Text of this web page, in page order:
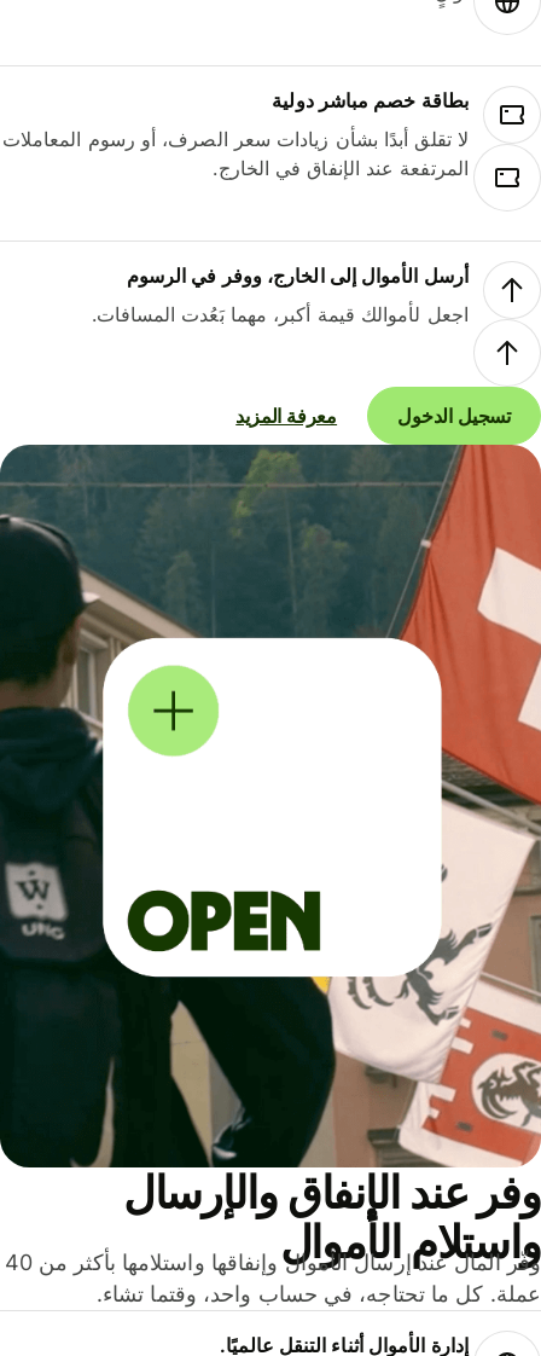
بطاقة خصم مباشر دولية
لا تقلق أبدًا بشأن زيادات سعر الصرف، أو رسوم المعاملات
المرتفعة عند الإنفاق في الخارج.
أرسل الأموال إلى الخارج، ووفر في الرسوم
اجعل لأموالك قيمة أكبر، مهما بَعُدت المسافات.
تسجيل الدخول معرفة المزيد
عند الإنفاق والإرسال
الأموال
وفّر المال عند إرسال الأموال وإنفاقها واستلامها بأكثر من 40
كل ما تحتاجه، في حساب واحد، وقتما تشاء.
إدارة الأموال أثناء التنقل عالميًا.